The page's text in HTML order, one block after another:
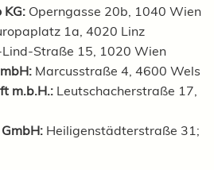
KG: Operngasse 20b, 1040 Wien
1a, 4020 Linz
Lind-Straße 15, 1020 Wien
Marcusstraße 4, 4600 Wels
m.b.H.: Leutschacherstraße 17,
Heiligenstädterstraße 31;